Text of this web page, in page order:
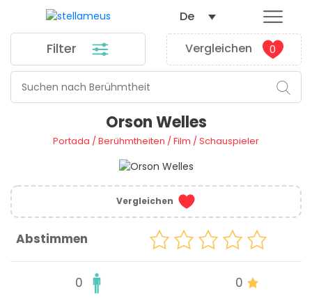
Filter Vergleichen 0
De
Orson Welles
Portada /Berühmtheiten /Film /Schauspieler
Vergleichen
Abstimmen
0 0